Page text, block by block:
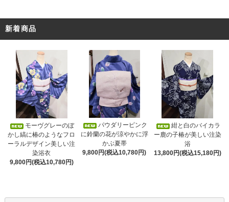
新着商品
モーヴグレーのぼ
かし縞に椿のようなフロ
ーラルデザイン美しい注
染浴衣
9,800円(税込10,780円)
パウダリーピンク
に鈴蘭の花が涼やかに浮
かぶ夏帯
9,800円(税込10,780円)
紺と白のバイカラ
ー鹿の子椿が美しい注染
浴
13,800円(税込15,180円)